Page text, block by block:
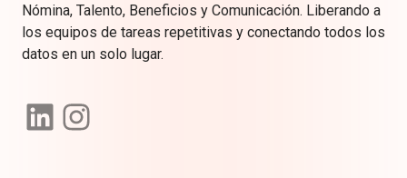
Nómina, Talento, Beneficios y Comunicación. Liberando a
los equipos de tareas repetitivas y conectando todos los
datos en un solo lugar.